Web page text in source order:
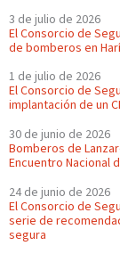
3 de julio de 2026
El Consorcio de
de bomberos en
1 de julio de 2026
El Consorcio de
implantación de un
30 de junio de 2026
Bomberos de
Encuentro Nacional
24 de junio de 2026
El Consorcio de
serie de
segura